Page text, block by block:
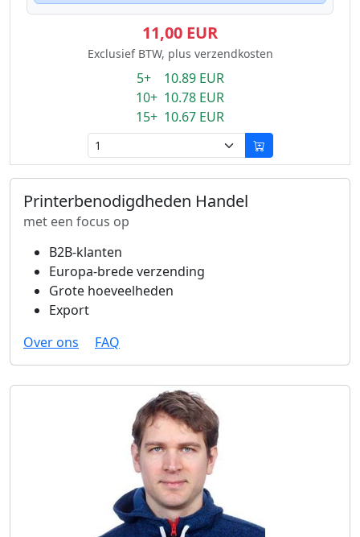
11,00 EUR
Exclusief BTW, plus verzendkosten
5+ 10.89 EUR
10+ 10.78 EUR
15+ 10.67 EUR
Printerbenodigdheden Handel
met een focus op
B2B-klanten
Europa-brede verzending
Grote hoeveelheden
Export
Over ons
FAQ